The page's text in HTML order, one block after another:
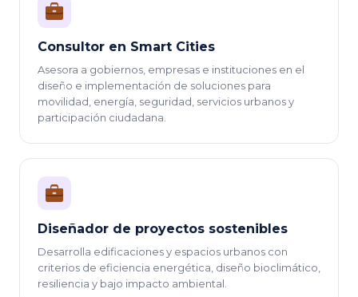
Consultor en Smart Cities
Asesora a gobiernos, empresas e instituciones en el
diseño e implementación de soluciones para
movilidad, energía, seguridad, servicios urbanos y
participación ciudadana.
Diseñador de proyectos sostenibles
Desarrolla edificaciones y espacios urbanos con
criterios de eficiencia energética, diseño bioclimático,
resiliencia y bajo impacto ambiental.